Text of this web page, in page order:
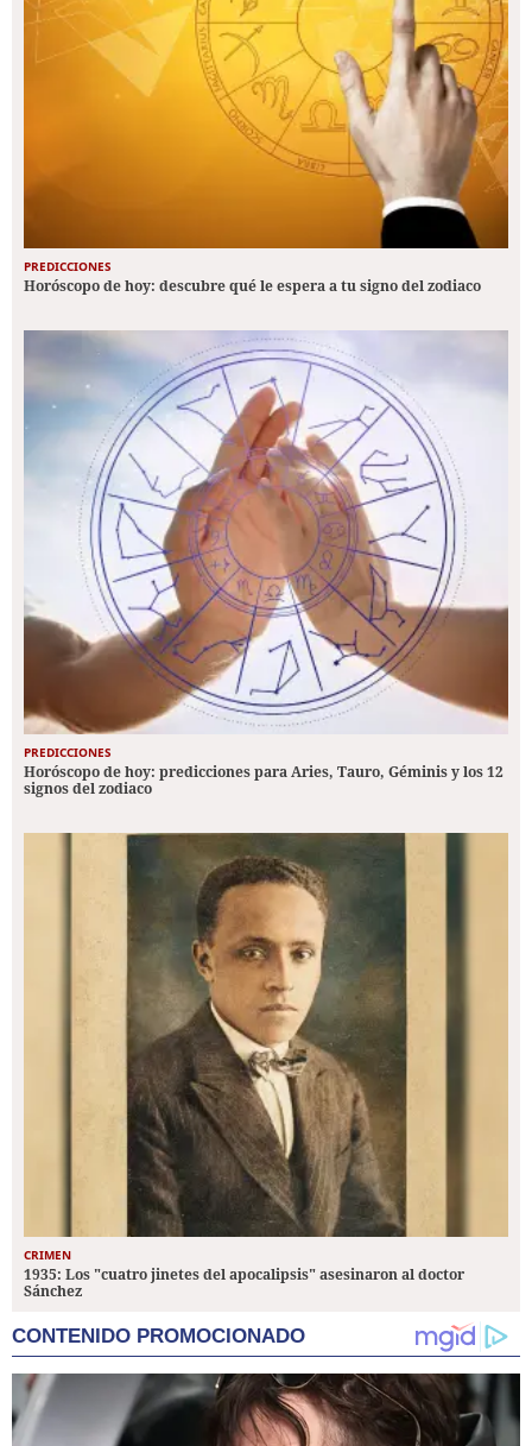
PREDICCIONES
Horóscopo de hoy: descubre qué le espera a tu signo del zodiaco
PREDICCIONES
Horóscopo de hoy: predicciones para Aries, Tauro, Géminis y los 12
signos del zodiaco
CRIMEN
1935: Los "cuatro jinetes del apocalipsis" asesinaron al doctor
Sánchez
CONTENIDO PROMOCIONADO